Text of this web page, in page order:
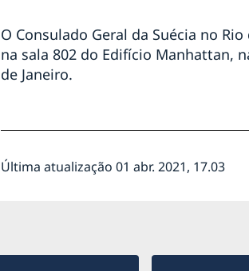
O Consulado Geral da Suécia no
na sala 802 do Edifício Manhattan,
de Janeiro.
Última atualização 01 abr. 2021, 17.03